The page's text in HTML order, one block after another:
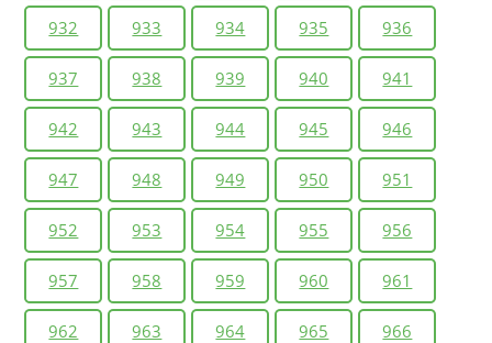
932 933 934 935 936
937 938 939 940 941
942 943 944 945 946
947 948 949 950 951
952 953 954 955 956
957 958 959 960 961
962 963 964 965 966